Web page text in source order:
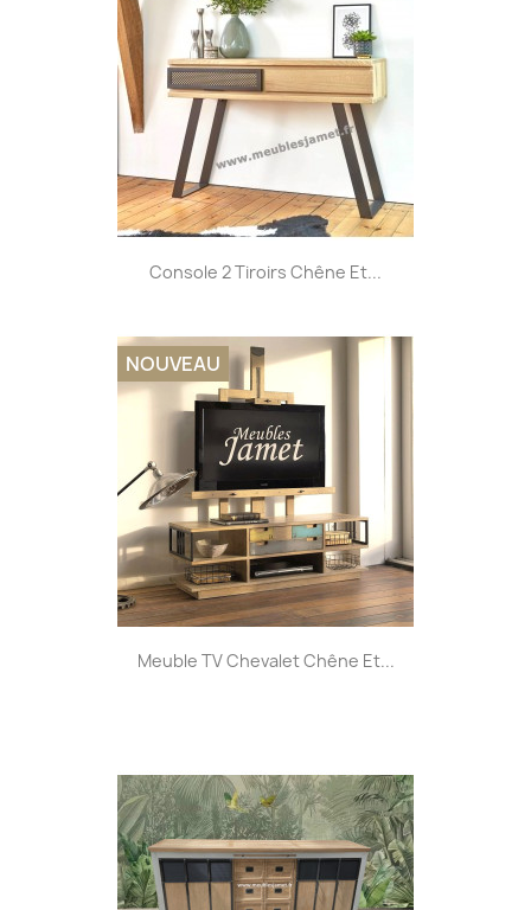
Console 2 Tiroirs Chêne Et...
Meuble TV Chevalet Chêne Et...
NOUVEAU